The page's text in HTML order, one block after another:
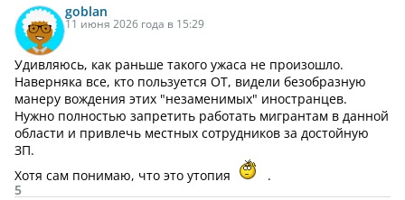
goblan
11 июня 2026 года в 15:29
Удивляюсь, как раньше такого ужаса не произошло.
Наверняка все, кто пользуется ОТ, видели безобразную
манеру вождения этих "незаменимых" иностранцев.
Нужно полностью запретить работать мигрантам в данной
области и привлечь местных сотрудников за достойную
ЗП.
Хотя сам понимаю, что это утопия
.
5